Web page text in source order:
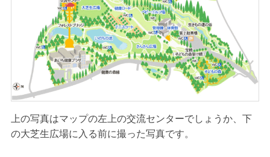
上の写真はマップの左上の交流センターでしょうか、下
の大芝生広場に入る前に撮った写真です。